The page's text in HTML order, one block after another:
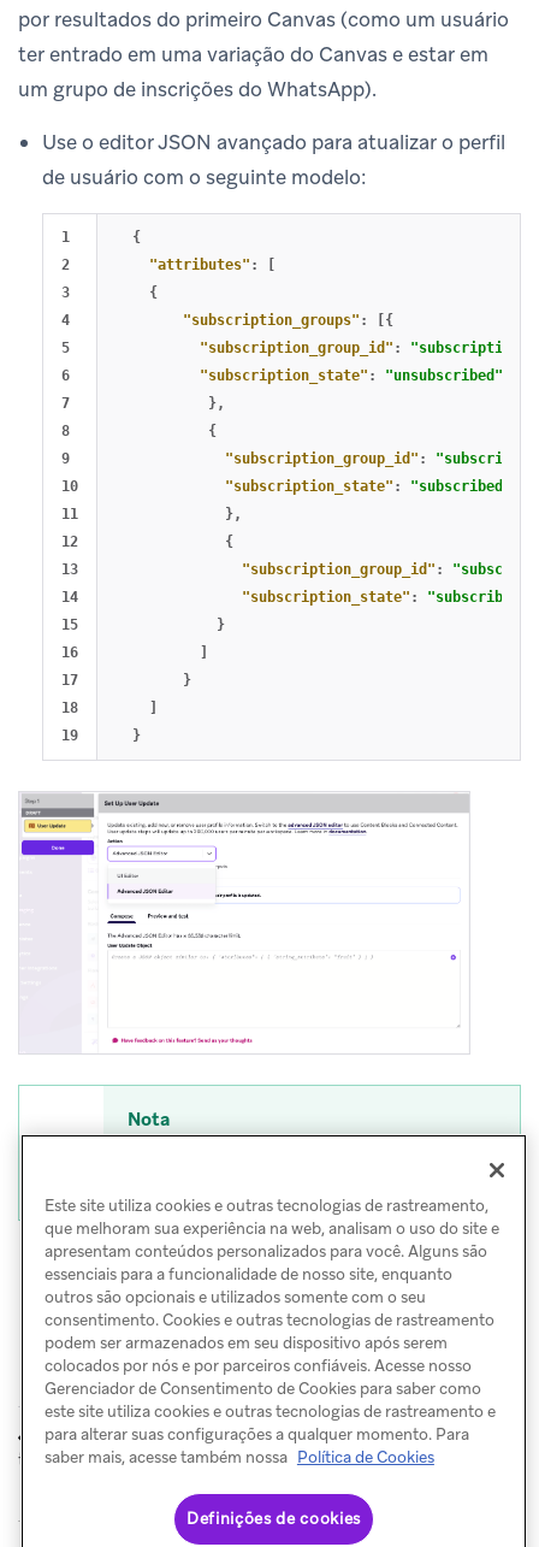
por resultados do primeiro Canvas (como um usuário
ter entrado em uma variação do Canvas e estar em
um grupo de inscrições do WhatsApp).
Use o editor JSON avançado para atualizar o perfil
de usuário com o seguinte modelo:
1
2
3
4
5
6
7
8
9
10
11
12
13
14
15
16
17
18
{
"attributes" :
{
"subscription_groups" :
[{
"subscription_group_id" :
"subscription_state" :
"unsubscribed"
},
{
"subscription_group_id" :
"subscription_state" :
"subscribed"
},
{
"subscription_group_id" :
"subscription_state" :
"subscribed"
}
}
}
Nota
ANTERIORNúmeros de
telefone dos usuários
PRÓXIMO
Múltiplas
contas comerciais
Este site utiliza cookies e outras tecnologias de rastreamento,
que melhoram sua experiência na web, analisam o uso do site e
apresentam conteúdos personalizados para você. Alguns são
essenciais para a funcionalidade de nosso site, enquanto
outros são opcionais e utilizados somente com o seu
consentimento. Cookies e outras tecnologias de rastreamento
podem ser armazenados em seu dispositivo após serem
colocados por nós e por parceiros confiáveis. Acesse nosso
Gerenciador de Consentimento de Cookies para saber como
este site utiliza cookies e outras tecnologias de rastreamento e
para alterar suas configurações a qualquer momento. Para
saber mais, acesse também nossa Política de Cookies
Definições de cookies